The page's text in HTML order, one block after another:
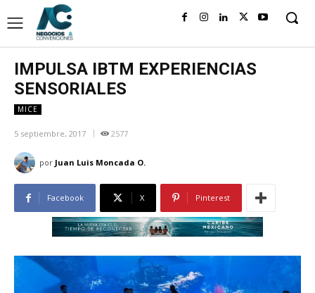
IMPULSA IBTM EXPERIENCIAS
SENSORIALES
MICE
5 septiembre, 2017 2577
por Juan Luis Moncada O.
Facebook X Pinterest